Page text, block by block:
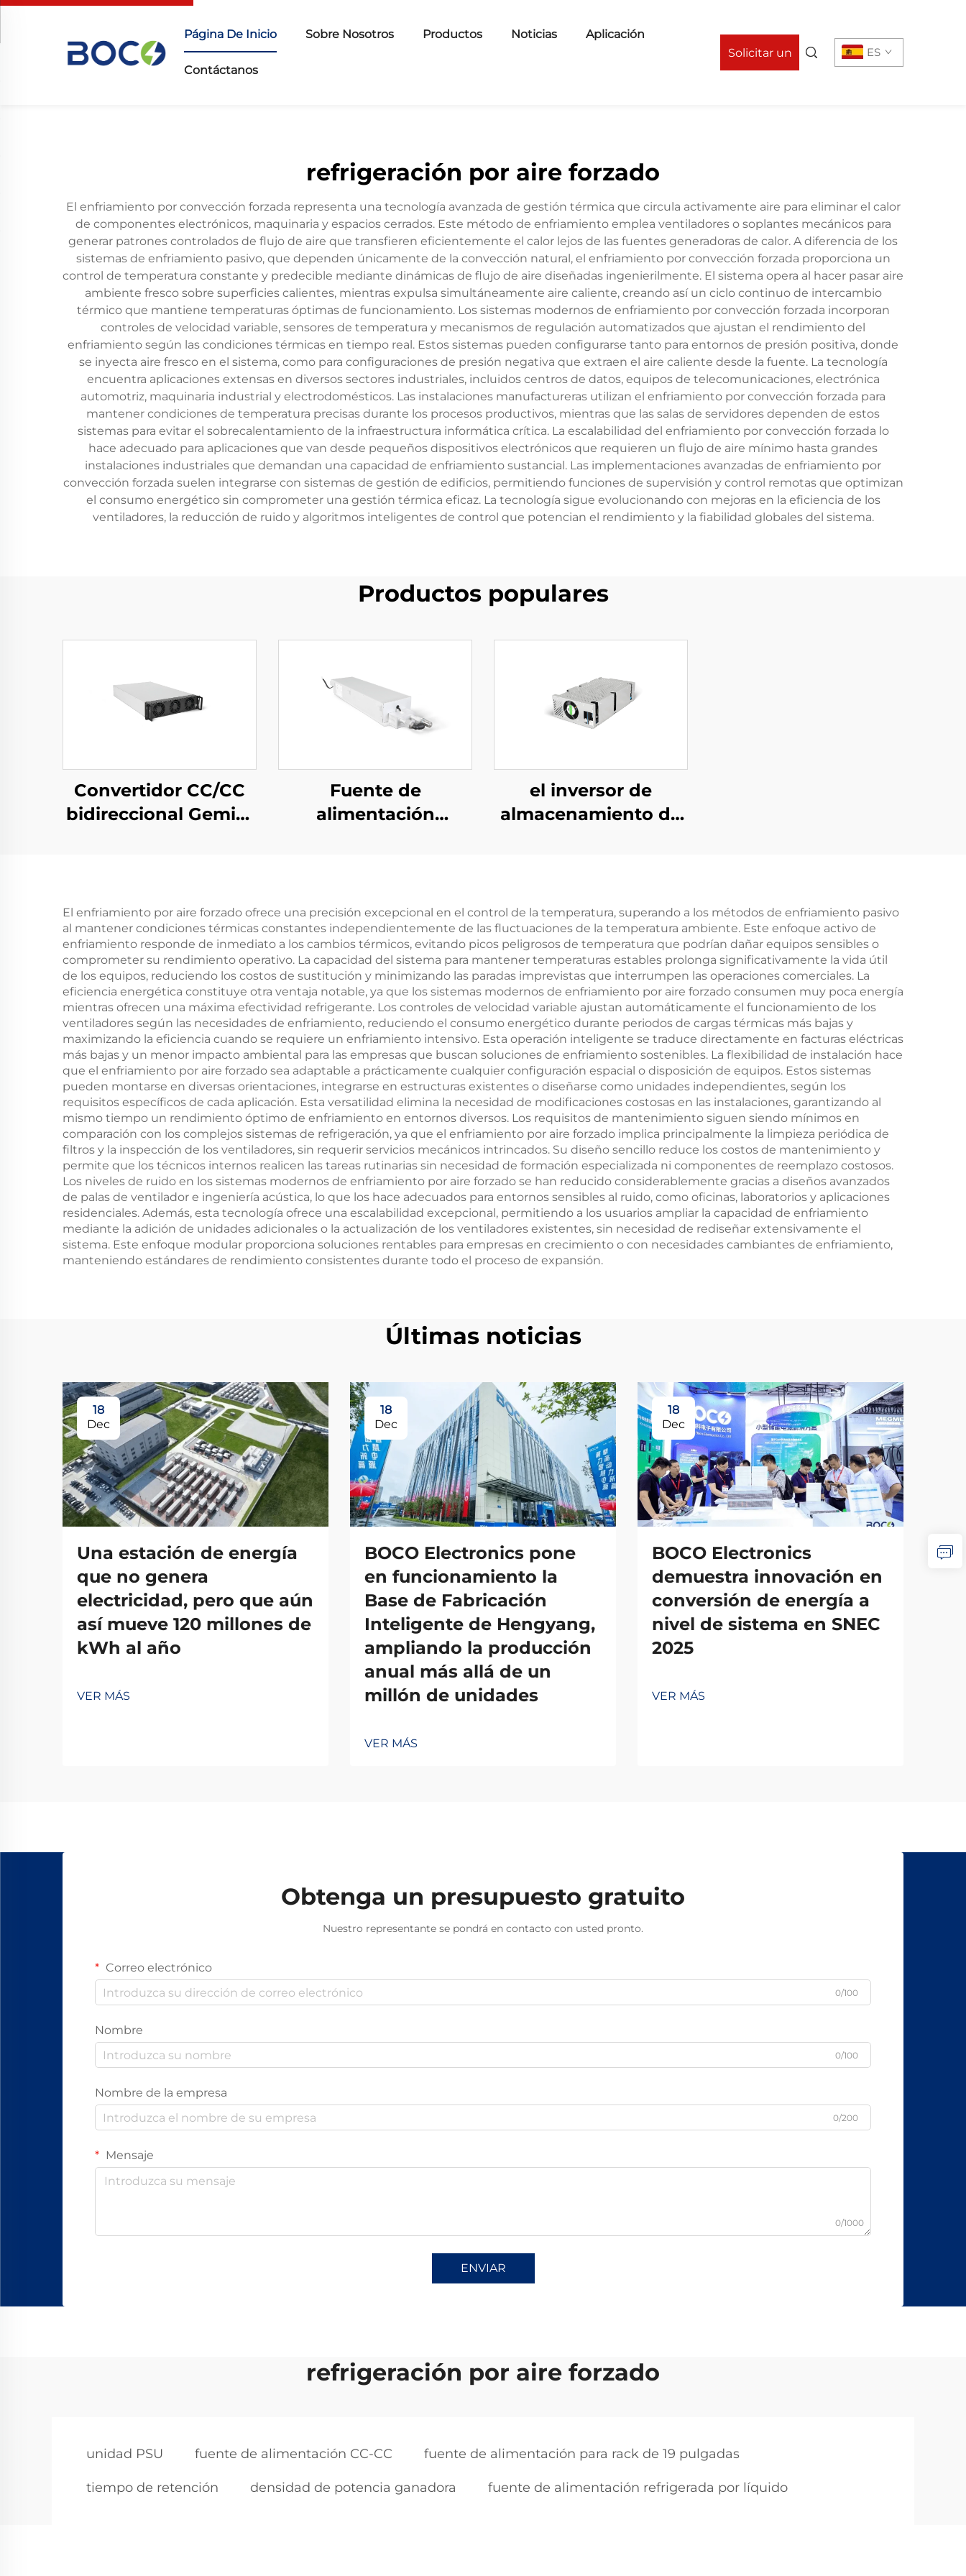
Página De Inicio Sobre Nosotros Productos Noticias Aplicación
Contáctanos
Solicitar un ES
refrigeración por aire forzado
El enfriamiento por convección forzada representa una tecnología avanzada de gestión térmica que circula activamente aire para eliminar el calor
de componentes electrónicos, maquinaria y espacios cerrados. Este método de enfriamiento emplea ventiladores o soplantes mecánicos para
generar patrones controlados de flujo de aire que transfieren eficientemente el calor lejos de las fuentes generadoras de calor. A diferencia de los
sistemas de enfriamiento pasivo, que dependen únicamente de la convección natural, el enfriamiento por convección forzada proporciona un
control de temperatura constante y predecible mediante dinámicas de flujo de aire diseñadas ingenierilmente. El sistema opera al hacer pasar aire
ambiente fresco sobre superficies calientes, mientras expulsa simultáneamente aire caliente, creando así un ciclo continuo de intercambio
térmico que mantiene temperaturas óptimas de funcionamiento. Los sistemas modernos de enfriamiento por convección forzada incorporan
controles de velocidad variable, sensores de temperatura y mecanismos de regulación automatizados que ajustan el rendimiento del
enfriamiento según las condiciones térmicas en tiempo real. Estos sistemas pueden configurarse tanto para entornos de presión positiva, donde
se inyecta aire fresco en el sistema, como para configuraciones de presión negativa que extraen el aire caliente desde la fuente. La tecnología
encuentra aplicaciones extensas en diversos sectores industriales, incluidos centros de datos, equipos de telecomunicaciones, electrónica
automotriz, maquinaria industrial y electrodomésticos. Las instalaciones manufactureras utilizan el enfriamiento por convección forzada para
mantener condiciones de temperatura precisas durante los procesos productivos, mientras que las salas de servidores dependen de estos
sistemas para evitar el sobrecalentamiento de la infraestructura informática crítica. La escalabilidad del enfriamiento por convección forzada lo
hace adecuado para aplicaciones que van desde pequeños dispositivos electrónicos que requieren un flujo de aire mínimo hasta grandes
instalaciones industriales que demandan una capacidad de enfriamiento sustancial. Las implementaciones avanzadas de enfriamiento por
convección forzada suelen integrarse con sistemas de gestión de edificios, permitiendo funciones de supervisión y control remotas que optimizan
el consumo energético sin comprometer una gestión térmica eficaz. La tecnología sigue evolucionando con mejoras en la eficiencia de los
ventiladores, la reducción de ruido y algoritmos inteligentes de control que potencian el rendimiento y la fiabilidad globales del sistema.
Productos populares
Convertidor CC/CC
bidireccional Gemini
Fuente de
alimentación
para aplicaciones
especializadas
el inversor de
almacenamiento de
fotovoltaico de 400
W.
El enfriamiento por aire forzado ofrece una precisión excepcional en el control de la temperatura, superando a los métodos de enfriamiento pasivo
al mantener condiciones térmicas constantes independientemente de las fluctuaciones de la temperatura ambiente. Este enfoque activo de
enfriamiento responde de inmediato a los cambios térmicos, evitando picos peligrosos de temperatura que podrían dañar equipos sensibles o
comprometer su rendimiento operativo. La capacidad del sistema para mantener temperaturas estables prolonga significativamente la vida útil
de los equipos, reduciendo los costos de sustitución y minimizando las paradas imprevistas que interrumpen las operaciones comerciales. La
eficiencia energética constituye otra ventaja notable, ya que los sistemas modernos de enfriamiento por aire forzado consumen muy poca energía
mientras ofrecen una máxima efectividad refrigerante. Los controles de velocidad variable ajustan automáticamente el funcionamiento de los
ventiladores según las necesidades de enfriamiento, reduciendo el consumo energético durante periodos de cargas térmicas más bajas y
maximizando la eficiencia cuando se requiere un enfriamiento intensivo. Esta operación inteligente se traduce directamente en facturas eléctricas
más bajas y un menor impacto ambiental para las empresas que buscan soluciones de enfriamiento sostenibles. La flexibilidad de instalación hace
que el enfriamiento por aire forzado sea adaptable a prácticamente cualquier configuración espacial o disposición de equipos. Estos sistemas
pueden montarse en diversas orientaciones, integrarse en estructuras existentes o diseñarse como unidades independientes, según los
requisitos específicos de cada aplicación. Esta versatilidad elimina la necesidad de modificaciones costosas en las instalaciones, garantizando al
mismo tiempo un rendimiento óptimo de enfriamiento en entornos diversos. Los requisitos de mantenimiento siguen siendo mínimos en
comparación con los complejos sistemas de refrigeración, ya que el enfriamiento por aire forzado implica principalmente la limpieza periódica de
filtros y la inspección de los ventiladores, sin requerir servicios mecánicos intrincados. Su diseño sencillo reduce los costos de mantenimiento y
permite que los técnicos internos realicen las tareas rutinarias sin necesidad de formación especializada ni componentes de reemplazo costosos.
Los niveles de ruido en los sistemas modernos de enfriamiento por aire forzado se han reducido considerablemente gracias a diseños avanzados
de palas de ventilador e ingeniería acústica, lo que los hace adecuados para entornos sensibles al ruido, como oficinas, laboratorios y aplicaciones
residenciales. Además, esta tecnología ofrece una escalabilidad excepcional, permitiendo a los usuarios ampliar la capacidad de enfriamiento
mediante la adición de unidades adicionales o la actualización de los ventiladores existentes, sin necesidad de rediseñar extensivamente el
sistema. Este enfoque modular proporciona soluciones rentables para empresas en crecimiento o con necesidades cambiantes de enfriamiento,
manteniendo estándares de rendimiento consistentes durante todo el proceso de expansión.
Últimas noticias
18
Dec
Una estación de energía
que no genera
electricidad, pero que aún
así mueve 120 millones de
kWh al año
VER MÁS
18
Dec
BOCO Electronics pone
en funcionamiento la
Base de Fabricación
Inteligente de Hengyang,
ampliando la producción
anual más allá de un
millón de unidades
VER MÁS
18
Dec
BOCO Electronics
demuestra innovación en
conversión de energía a
nivel de sistema en SNEC
2025
VER MÁS
Obtenga un presupuesto gratuito
Nuestro representante se pondrá en contacto con usted pronto.
Correo electrónico
0/100
Nombre
0/100
Nombre de la empresa
0/200
Mensaje
0/1000
ENVIAR
refrigeración por aire forzado
unidad PSU fuente de alimentación CC-CC fuente de alimentación para rack de 19 pulgadas
tiempo de retención densidad de potencia ganadora fuente de alimentación refrigerada por líquido